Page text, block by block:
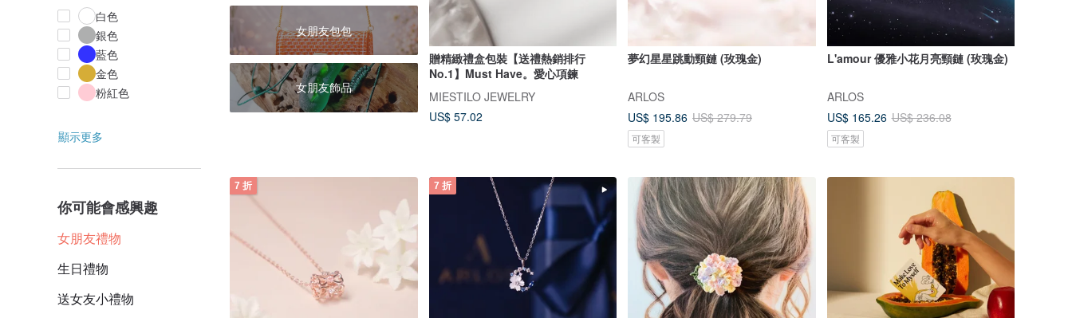
白色
銀色
藍色
金色
粉紅色
顯示更多
你可能會感興趣
女朋友禮物
生日禮物
送女友小禮物
女朋友包包
女朋友飾品
贈精緻禮盒包裝【送禮熱銷排行
No.1】Must Have。愛心項鍊
MIESTILO JEWELRY
US$ 57.02
夢幻星星跳動頸鏈 (玫瑰金)
ARLOS
US$ 195.86 US$ 279.79
可客製
L'amour 優雅小花月亮頸鏈 (玫瑰金)
ARLOS
US$ 165.26 US$ 236.08
可客製
7 折 7 折